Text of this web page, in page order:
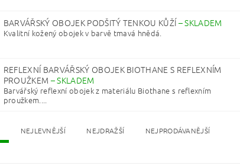
BARVÁŘSKÝ OBOJEK PODŠITÝ TENKOU KŮŽÍ –SKLADEM
Kvalitní kožený obojek v barvě tmavá hnědá.
REFLEXNÍ BARVÁŘSKÝ OBOJEK BIOTHANE S REFLEXNÍM
PROUŽKEM –SKLADEM
Barvářský reflexní obojek z materiálu Biothane s reflexním
proužkem....
NEJLEVNĚJŠÍ NEJDRAŽŠÍ NEJPRODÁVANĚJŠÍ